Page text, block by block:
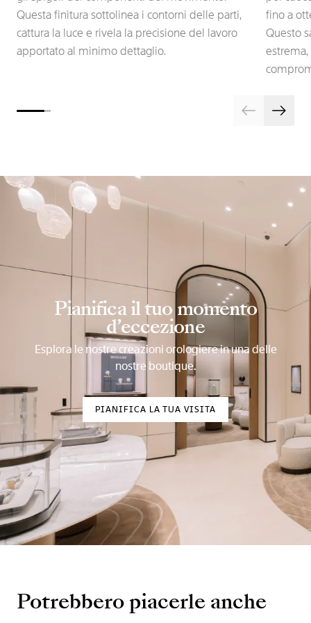
Questa finitura sottolinea i contorni delle parti,
cattura la luce e rivela la precisione del lavoro
apportato al minimo dettaglio.
fino a
Questo
Pianifica il tuo momento
d’eccezione
Esplora le nostre creazioni orologiere in una delle
nostre boutique.
PIANIFICA LA TUA VISITA
Potrebbero piacerle anche